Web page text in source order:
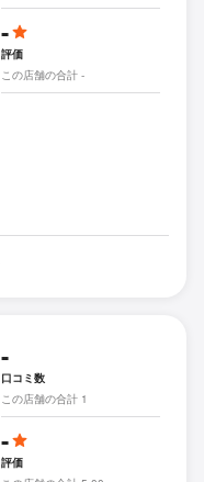
-
評価
この店舗の合計 -
-
口コミ数
この店舗の合計 1
-
評価